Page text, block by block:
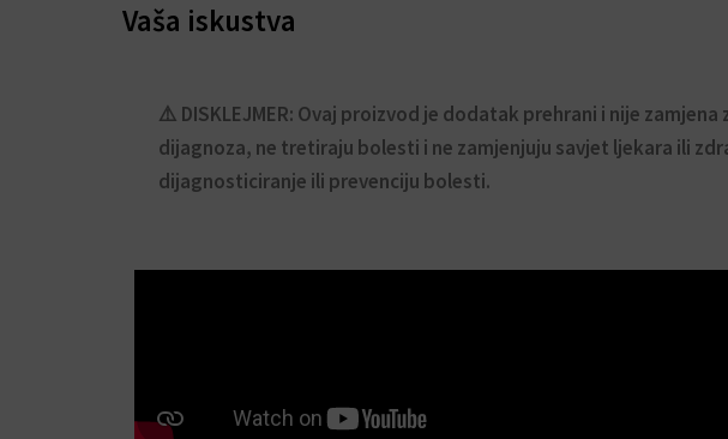
Vaša iskustva
⚠️ DISKLEJMER: Ovaj proizvod je dodatak prehrani i nije
dijagnoza, ne tretiraju bolesti i ne zamjenjuju savjet ljekara ili
dijagnosticiranje ili prevenciju bolesti.